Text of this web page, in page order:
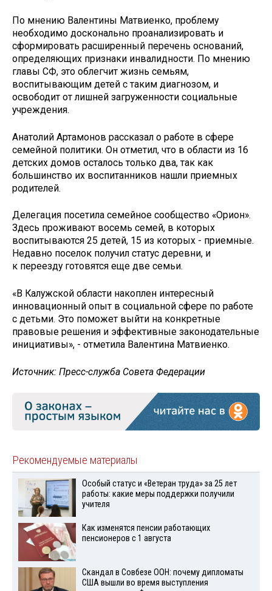
По мнению Валентины Матвиенко, проблему
необходимо досконально проанализировать и
сформировать расширенный перечень оснований,
определяющих признаки инвалидности. По мнению
главы СФ, это облегчит жизнь семьям,
воспитывающим детей с таким диагнозом, и
освободит от лишней загруженности социальные
учреждения.
Анатолий Артамонов рассказал о работе в сфере
семейной политики. Он отметил, что в области из 16
детских домов осталось только два, так как
большинство их воспитанников нашли приемных
родителей.
Делегация посетила семейное сообщество «Орион».
Здесь проживают восемь семей, в которых
воспитываются 25 детей, 15 из которых - приемные.
Недавно поселок получил статус деревни, и
к переезду готовятся еще две семьи.
«В Калужской области накоплен интересный
инновационный опыт в социальной сфере по работе
с детьми. Это поможет выйти на конкретные
правовые решения и эффективные законодательные
инициативы», - отметила Валентина Матвиенко.
Источник: Пресс-служба Совета Федерации
Рекомендуемые материалы
Особый статус и «Ветеран труда» за 25 лет
работы: какие меры поддержки получили
учителя
Как изменятся пенсии работающих
пенсионеров с 1 августа
Скандал в Совбезе ООН: почему дипломаты
США вышли во время выступления